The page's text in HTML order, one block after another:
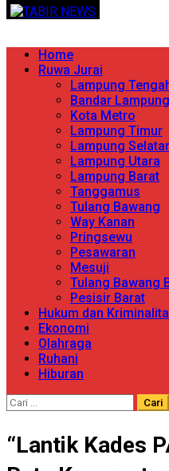
Skip
content
TERPERCAYA
Primary
Menu
Home
Ruwa Jurai
Lampung
Bandar Lampung
Kota Metro
Lampung Timur
Lampung
Lampung Utara
Lampung Barat
Tanggamus
Tulang Bawang
Way Kanan
Pringsewu
Pesawaran
Mesuji
Tulang Bawang
Pesisir Barat
Hukum dan
Ekonomi
Olahraga
Ruhani
Hiburan
Cari
“Lantik Kades